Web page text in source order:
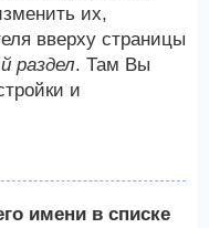
их,
вверху страницы
раздел. Там Вы
и
имени в списке